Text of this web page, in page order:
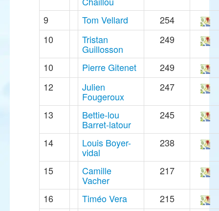
9 Tom Vellard
254
10
Tristan
Guillosson
249
10 Pierre Gitenet
249
12
Julien
Fougeroux
247
13 Bettie-lou
Barret-latour
245
14 Louis Boyer-
vidal
238
15 Camille
Vacher
217
16 Timéo Vera
215